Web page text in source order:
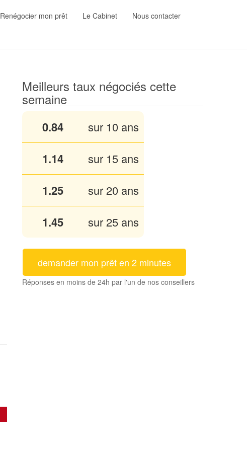
Renégocier mon prêt Le Cabinet Nous contacter
Meilleurs taux négociés cette
semaine
0.84 sur 10 ans
1.13 sur 15 ans
1.25 sur 20 ans
1.45 sur 25 ans
demander mon prêt en 2 minutes
Réponses en moins de 24h par l'un de nos conseillers